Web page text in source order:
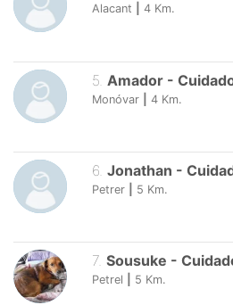
Alacant 4 Km.
5 Amador -
Monóvar 4 Km.
6 Jonathan -
Petrer 5 Km.
7. Sousuke -
Petrel 5 Km.